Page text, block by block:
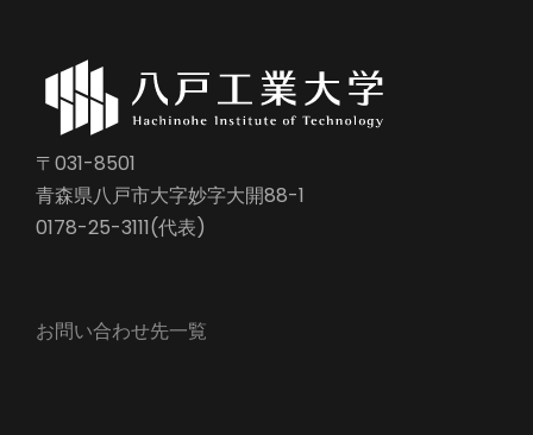
〒031-8501
青森県八戸市大字妙字大開88-1
0178-25-3111(代表)
お問い合わせ先一覧